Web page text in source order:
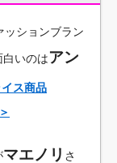
ッションブラン
白いのはアン
ス商品
マエノリ さ